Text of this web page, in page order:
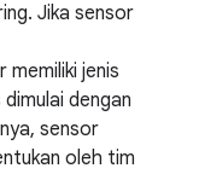
Jika sensor
memiliki jenis
dengan
sensor
oleh tim